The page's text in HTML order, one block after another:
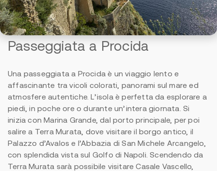
Passeggiata a Procida
Una passeggiata a Procida è un viaggio lento e
affascinante tra vicoli colorati, panorami sul mare ed
atmosfere autentiche. L’isola è perfetta da esplorare a
piedi, in poche ore o durante un’intera giornata. Si
inizia con Marina Grande, dal porto principale, per poi
salire a Terra Murata, dove visitare il borgo antico, il
Palazzo d’Avalos e l’Abbazia di San Michele Arcangelo,
con splendida vista sul Golfo di Napoli. Scendendo da
Terra Murata sarà possibile visitare Casale Vascello,